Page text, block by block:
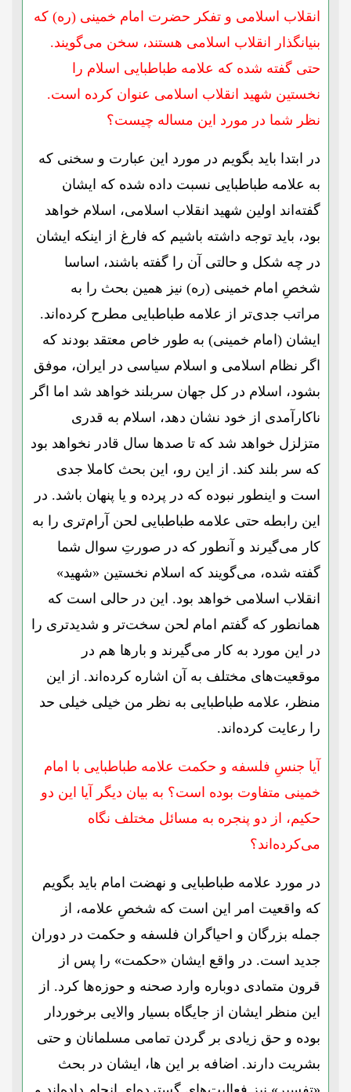
انقلاب اسلامی و تفکر حضرت امام خمینی (ره) که
بنیانگذار انقلاب اسلامی هستند، سخن می‌گویند.
حتی گفته شده که علامه طباطبایی اسلام را
نخستین شهید انقلاب اسلامی عنوان کرده است.
نظر شما در مورد این مساله چیست؟
در ابتدا باید بگویم در مورد این عبارت و سخنی که
به علامه طباطبایی نسبت داده شده که ایشان
گفته‌اند اولین شهید انقلاب اسلامی، اسلام خواهد
بود، باید توجه داشته باشیم که فارغ از اینکه ایشان
در چه شکل و حالتی آن را گفته باشند، اساسا
شخصِ امام خمینی (ره) نیز همین بحث را به
مراتب جدی‌تر از علامه طباطبایی مطرح کرده‌اند.
ایشان (امام خمینی) به طور خاص معتقد بودند که
اگر نظام اسلامی و اسلام سیاسی در ایران، موفق
بشود، اسلام در کل جهان سربلند خواهد شد اما اگر
ناکارآمدی از خود نشان دهد، اسلام به قدری
متزلزل خواهد شد که تا صدها سال قادر نخواهد بود
که سر بلند کند. از این رو، این بحث کاملا جدی
است و اینطور نبوده که در پرده و یا پنهان باشد. در
این رابطه حتی علامه طباطبایی لحن آرام‌تری را به
کار می‌گیرند و آنطور که در صورتِ سوال شما
گفته شده، می‌گویند که اسلام نخستین «شهید»
انقلاب اسلامی خواهد بود. این در حالی است که
همانطور که گفتم امام لحن سخت‌تر و شدیدتری را
در این مورد به کار می‌گیرند و بارها هم در
موقعیت‌های مختلف به آن اشاره کرده‌اند. از این
منظر، علامه طباطبایی به نظر من خیلی خیلی حد
را رعایت کرده‌اند.
آیا جنسِ فلسفه و حکمت علامه طباطبایی با امام
خمینی متفاوت بوده است؟ به بیان دیگر آیا این دو
حکیم، از دو پنجره به مسائل مختلف نگاه
می‌کرده‌اند؟
در مورد علامه طباطبایی و نهضت امام باید بگویم
که واقعیت امر این است که شخصِ علامه، از
جمله بزرگان و احیاگران فلسفه و حکمت در دوران
جدید است. در واقع ایشان «حکمت» را پس از
قرون متمادی دوباره وارد صحنه و حوزه‌ها کرد. از
این منظر ایشان از جایگاه بسیار والایی برخوردار
بوده و حق زیادی بر گردن تمامی مسلمانان و حتی
بشریت دارند. اضافه بر این ها، ایشان در بحث